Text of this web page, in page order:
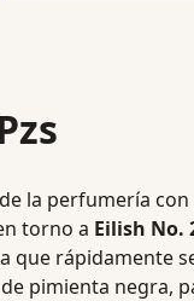
la perfumería
torno a Eilish No.
rápidamente
pimienta negra,